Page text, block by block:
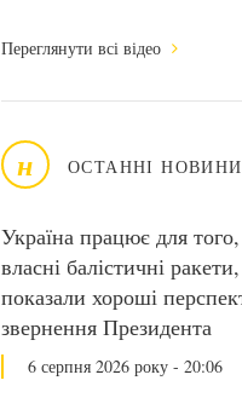
Переглянути всі відео
н ОСТАННІ НОВИНИ
Україна працює для
власні балістичні
показали хороші
звернення Президента
6 серпня 2026 року - 20:06